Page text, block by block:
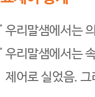
우리말샘에서는
우리말샘에서는
제어로 실었음.